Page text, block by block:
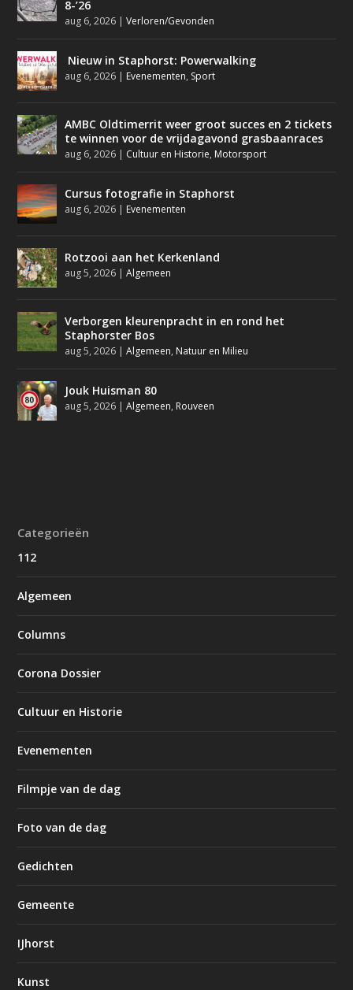
8-’26
aug 6, 2026 |Verloren/Gevonden
Nieuw in Staphorst: Powerwalking
aug 6, 2026 | Evenementen, Sport
AMBC Oldtimerrit weer groot succes en 2 tickets
te winnen voor de vrijdagavond grasbaanraces
aug 6, 2026 | Cultuur en Historie, Motorsport
Cursus fotografie in Staphorst
aug 6, 2026 | Evenementen
Rotzooi aan het Kerkenland
aug 5, 2026 |Algemeen
Verborgen kleurenpracht in en rond het
Staphorster Bos
aug 5, 2026 |Algemeen, Natuur en Milieu
Jouk Huisman 80
aug 5, 2026 |Algemeen, Rouveen
Categorieën
112
Algemeen
Columns
Corona Dossier
Cultuur en Historie
Evenementen
Filmpje van de dag
Foto van de dag
Gedichten
Gemeente
IJhorst
Kunst